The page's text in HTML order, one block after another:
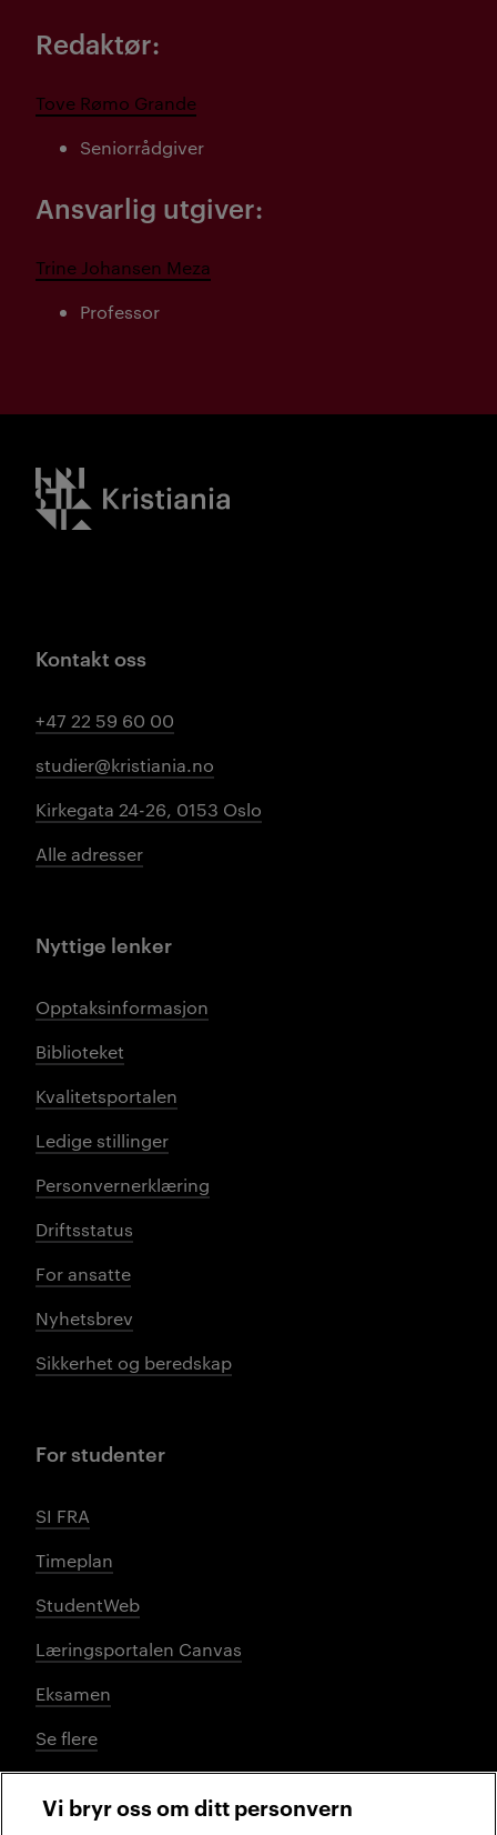
Redaktør:
Tove Rømo Grande
Seniorrådgiver
Ansvarlig utgiver:
Trine Johansen Meza
Professor
Kristiania logo
Kontakt oss
+47 22 59 60 00
studier@kristiania.no
Kirkegata 24-26, 0153 Oslo
Alle adresser
Nyttige lenker
Opptaksinformasjon
Biblioteket
Kvalitetsportalen
Ledige stillinger
Personvernerklæring
Driftsstatus
For ansatte
Nyhetsbrev
Sikkerhet og beredskap
For studenter
SI FRA
Timeplan
StudentWeb
Læringsportalen Canvas
Eksamen
Se flere
Sosiale medier
Vi bryr oss om ditt personvern